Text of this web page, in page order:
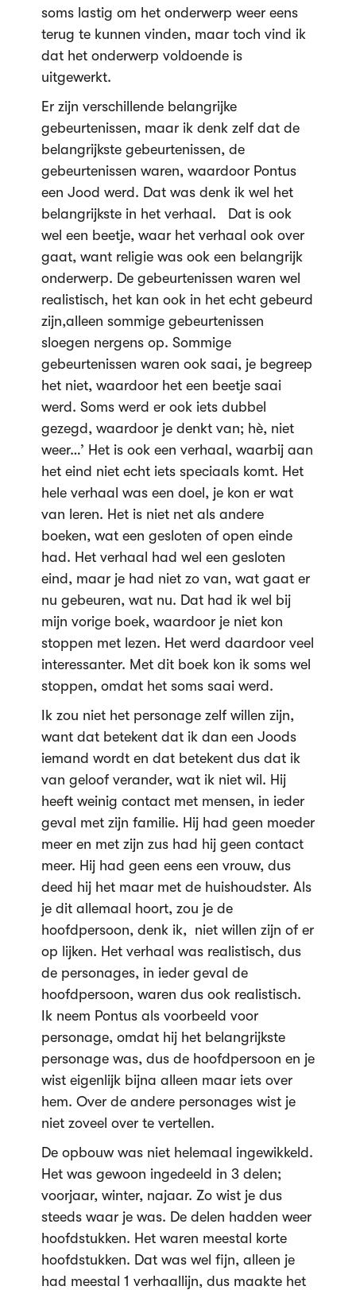
soms lastig om het onderwerp weer eens
terug te kunnen vinden, maar toch vind ik
dat het onderwerp voldoende is
uitgewerkt.
Er zijn verschillende belangrijke
gebeurtenissen, maar ik denk zelf dat de
belangrijkste gebeurtenissen, de
gebeurtenissen waren, waardoor Pontus
een Jood werd. Dat was denk ik wel het
belangrijkste in het verhaal. Dat is ook
wel een beetje, waar het verhaal ook over
gaat, want religie was ook een belangrijk
onderwerp. De gebeurtenissen waren wel
realistisch, het kan ook in het echt gebeurd
zijn,alleen sommige gebeurtenissen
sloegen nergens op. Sommige
gebeurtenissen waren ook saai, je begreep
het niet, waardoor het een beetje saai
werd. Soms werd er ook iets dubbel
gezegd, waardoor je denkt van; hè, niet
weer…’ Het is ook een verhaal, waarbij aan
het eind niet echt iets speciaals komt. Het
hele verhaal was een doel, je kon er wat
van leren. Het is niet net als andere
boeken, wat een gesloten of open einde
had. Het verhaal had wel een gesloten
eind, maar je had niet zo van, wat gaat er
nu gebeuren, wat nu. Dat had ik wel bij
mijn vorige boek, waardoor je niet kon
stoppen met lezen. Het werd daardoor veel
interessanter. Met dit boek kon ik soms wel
stoppen, omdat het soms saai werd.
Ik zou niet het personage zelf willen zijn,
want dat betekent dat ik dan een Joods
iemand wordt en dat betekent dus dat ik
van geloof verander, wat ik niet wil. Hij
heeft weinig contact met mensen, in ieder
geval met zijn familie. Hij had geen moeder
meer en met zijn zus had hij geen contact
meer. Hij had geen eens een vrouw, dus
deed hij het maar met de huishoudster. Als
je dit allemaal hoort, zou je de
hoofdpersoon, denk ik, niet willen zijn of er
op lijken. Het verhaal was realistisch, dus
de personages, in ieder geval de
hoofdpersoon, waren dus ook realistisch.
Ik neem Pontus als voorbeeld voor
personage, omdat hij het belangrijkste
personage was, dus de hoofdpersoon en je
wist eigenlijk bijna alleen maar iets over
hem. Over de andere personages wist je
niet zoveel over te vertellen.
De opbouw was niet helemaal ingewikkeld.
Het was gewoon ingedeeld in 3 delen;
voorjaar, winter, najaar. Zo wist je dus
steeds waar je was. De delen hadden weer
hoofdstukken. Het waren meestal korte
hoofdstukken. Dat was wel fijn, alleen je
had meestal 1 verhaallijn, dus maakte het